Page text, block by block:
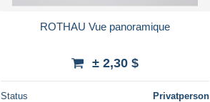
ROTHAU Vue panoramique
± 2,30 $
Status Privatperson